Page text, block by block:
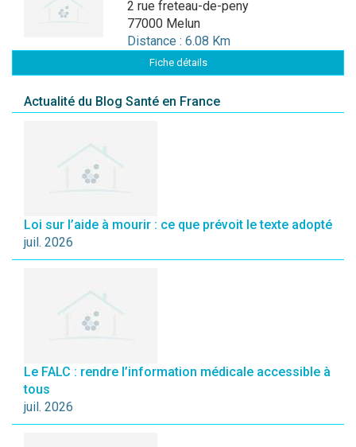
2 rue freteau-de-peny
77000 Melun
Distance : 6.08 Km
Fiche détails
Actualité du Blog Santé en France
Loi sur l’aide à mourir : ce que prévoit le texte adopté
juil. 2026
Le FALC : rendre l’information médicale accessible à
tous
juil. 2026